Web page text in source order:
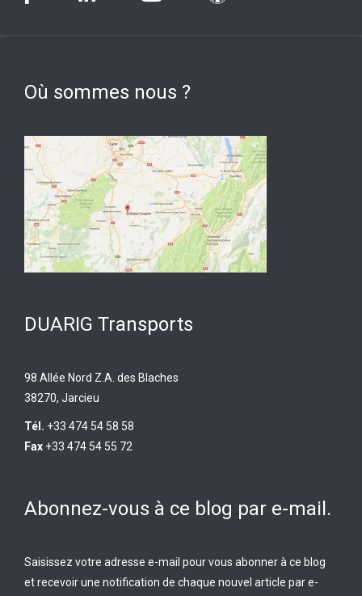
Où sommes nous ?
DUARIG Transports
98 Allée Nord Z.A. des Blaches
38270, Jarcieu
Tél. +33 474 54 58 58
Fax +33 474 54 55 72
Abonnez-vous à ce blog par e-mail.
Saisissez votre adresse e-mail pour vous abonner à ce blog
et recevoir une notification de chaque nouvel article par e-